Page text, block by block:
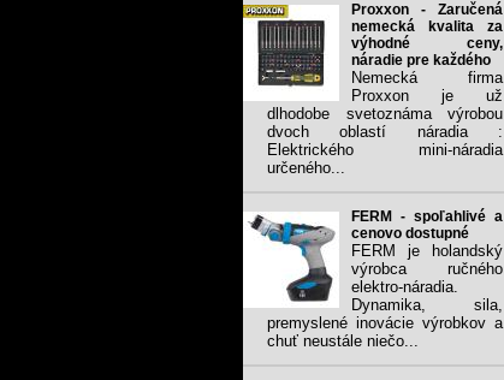
Proxxon - Zaručená
nemecká kvalita za
výhodné ceny,
náradie pre každého
Nemecká firma
Proxxon je už
dlhodobe svetoznáma výrobou
dvoch oblastí náradia :
Elektrického mini-náradia
určeného...
FERM - spoľahlivé a
cenovo dostupné
FERM je holandský
výrobca ručného
elektro-náradia.
Dynamika, sila,
premyslené inovácie výrobkov a
chuť neustále niečo...